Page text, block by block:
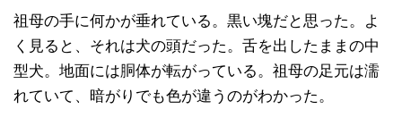
祖母の手に何かが垂れている。黒い塊だと思った。よ
く見ると、それは犬の頭だった。舌を出したままの中
型犬。地面には胴体が転がっている。祖母の足元は濡
れていて、暗がりでも色が違うのがわかった。